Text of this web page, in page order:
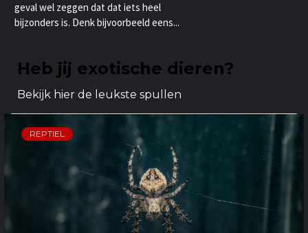
geval wel zeggen dat dat iets heel
bijzonders is. Denk bijvoorbeeld eens...
Heb jij exotische dieren?
Bekijk hier de leukste spullen
REPTIEL